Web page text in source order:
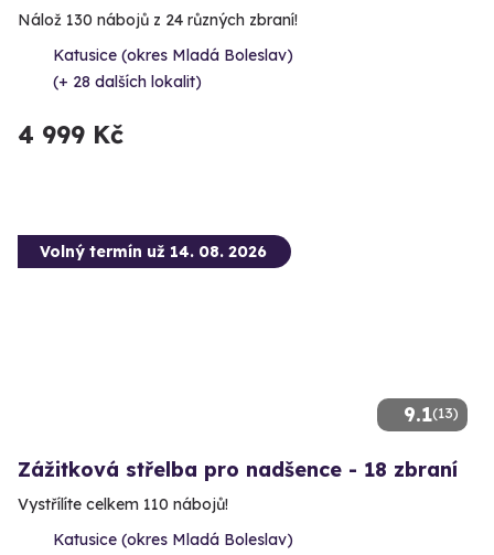
Nálož 130 nábojů z 24 různých zbraní!
Katusice (okres Mladá Boleslav)
(+ 28 dalších lokalit)
4 999 Kč
9.1(13)
Volný termín už 14. 08. 2026
Zážitková střelba pro nadšence - 18 zbraní
Vystřílíte celkem 110 nábojů!
Katusice (okres Mladá Boleslav)